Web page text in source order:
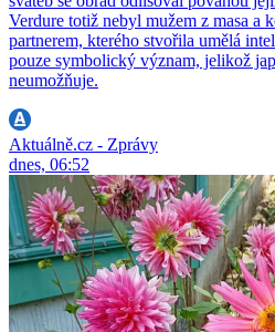
Verdure totiž nebyl mužem z masa a
partnerem, kterého stvořila umělá
pouze symbolický význam, jelikož
neumožňuje.
Aktuálně.cz - Zprávy
dnes, 06:52